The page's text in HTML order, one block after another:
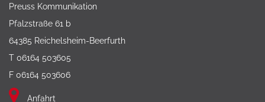
Preuss Kommunikation
Pfalzstraße 61 b
64385 Reichelsheim-Beerfurth
T 06164 503605
F 06164 503606
Anfahrt